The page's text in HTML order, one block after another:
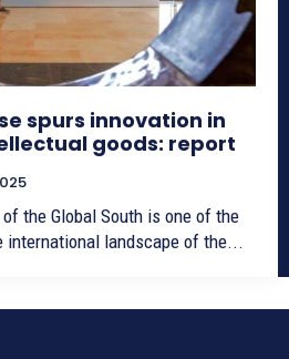
spurs innovation in
goods: report
the Global South is one of the
international landscape of the...